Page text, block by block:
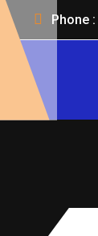
Phone :